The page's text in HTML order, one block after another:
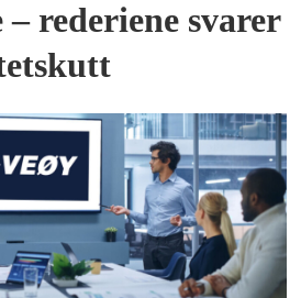
rederiene svarer